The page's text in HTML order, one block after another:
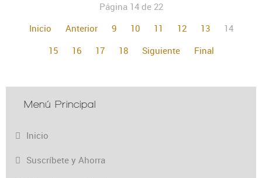
Página 14 de 22
Inicio
Anterior 9 10 11 12 13
14
15
16 17 18 Siguiente Final
Menú Principal
Inicio
Suscríbete y Ahorra